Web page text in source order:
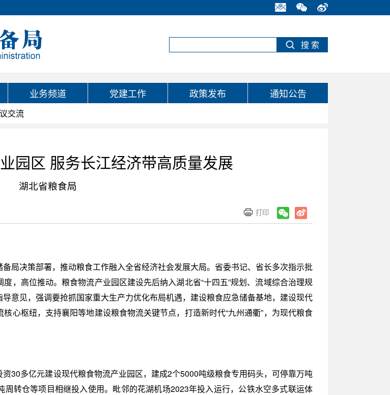
业务频道 党建工作 政策发布 通知公告
交流
园区 服务长江经济带高质量发展
湖北省粮食局
局决策部署，推动粮食工作融入全省经济社会发展大局。省委书记、省长多次指示批
，高位推动。粮食物流产业园区建设先后纳入湖北省“十四五”规划、流域综合治理规
意见，强调要抢抓国家重大生产力优化布局机遇，建设粮食应急储备基地，建设现代
心枢纽，支持襄阳等地建设粮食物流关键节点，打造新时代“九州通衢”，为现代粮食
30多亿元建设现代粮食物流产业园区，建成2个5000吨级粮食专用码头，可停靠万吨
转仓等项目相继投入使用。毗邻的花湖机场2023年投入运行，公铁水空多式联运体